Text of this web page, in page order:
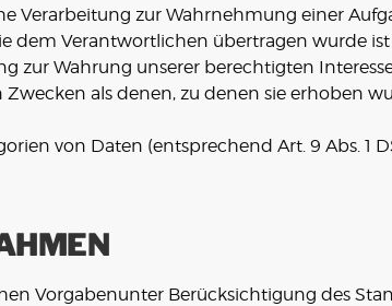
Verarbeitung zur Wahrnehmung einer
Verantwortlichen übertragen wurde ist
zur Wahrung unserer berechtigten
als denen, zu denen sie erhoben
von Daten (entsprechend Art. 9 Abs. 1
Vorgabenunter Berücksichtigung des